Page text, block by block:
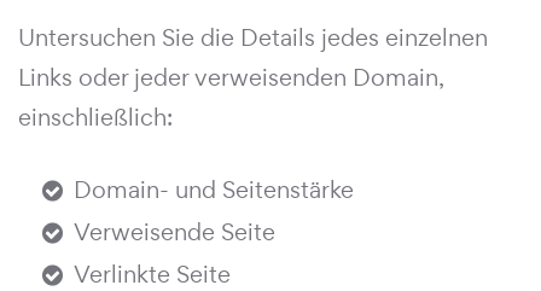
Untersuchen Sie die Details jedes einzelnen
Links oder jeder verweisenden Domain,
einschließlich:
Domain- und Seitenstärke
Verweisende Seite
Verlinkte Seite